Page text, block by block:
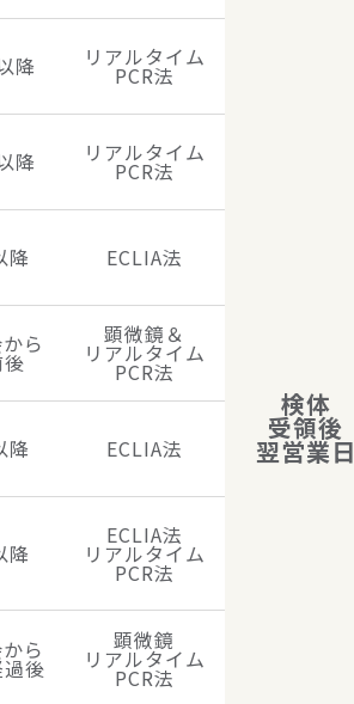
検体
受領後
翌営業日
降 リアルタイム
PCR法
降 リアルタイム
PCR法
降 ECLIA法
ら 顕微鏡＆
リアルタイム
PCR法
降 ECLIA法
降
ECLIA法
リアルタイム
PCR法
ら
後
顕微鏡
リアルタイム
PCR法